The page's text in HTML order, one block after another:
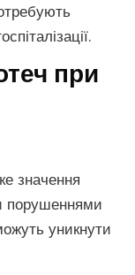
при
значення
порушеннями
уникнути